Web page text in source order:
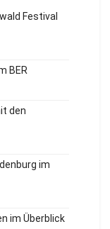
Festival
BER
den
im
im Überblick